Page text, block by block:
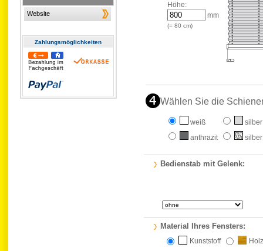
Website
Zahlungs­möglichkeiten
Höhe:
mm
(= 80 cm)
Wählen Sie die
weiß
silber
anthrazit
Bedienstab mit Gelenk:
Material Ihres Fensters:
Kunststoff Holz